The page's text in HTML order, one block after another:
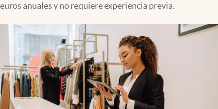
euros anuales y no requiere experiencia previa.